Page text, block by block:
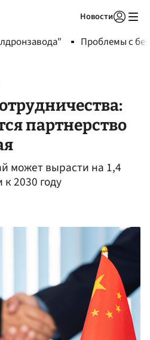
Новости
Проблемы с
партнерство
может вырасти на 1,4
2030 году